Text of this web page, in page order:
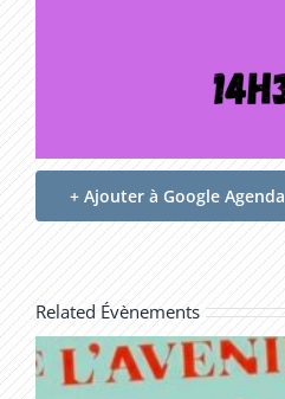
+ Ajouter à Google Agenda
Related Évènements